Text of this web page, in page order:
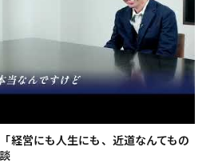
経営にも人生にも、近道なんてもの